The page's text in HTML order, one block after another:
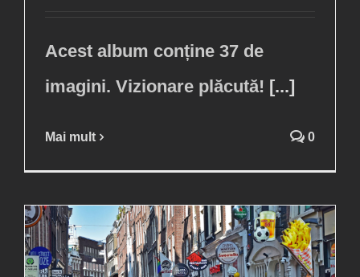
Acest album conține 37 de
imagini. Vizionare plăcută! [...]
Mai mult 0